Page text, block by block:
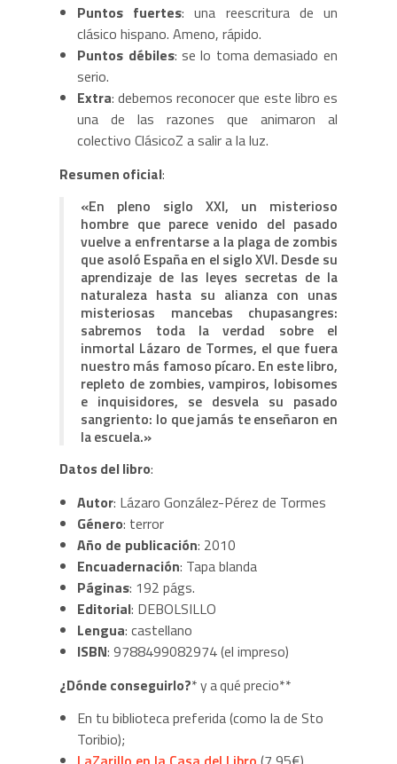
Puntos fuertes: una reescritura de un
clásico hispano. Ameno, rápido.
Puntos débiles: se lo toma demasiado en
serio.
Extra: debemos reconocer que este libro es
una de las razones que animaron al
colectivo ClásicoZ a salir a la luz.
Resumen oficial:
«En pleno siglo XXI, un misterioso
hombre que parece venido del pasado
vuelve a enfrentarse a la plaga de zombis
que asoló España en el siglo XVI. Desde su
aprendizaje de las leyes secretas de la
naturaleza hasta su alianza con unas
misteriosas mancebas chupasangres:
sabremos toda la verdad sobre el
inmortal Lázaro de Tormes, el que fuera
nuestro más famoso pícaro. En este libro,
repleto de zombies, vampiros, lobisomes
e inquisidores, se desvela su pasado
sangriento: lo que jamás te enseñaron en
la escuela.»
Datos del libro:
Autor: Lázaro González-Pérez de Tormes
Género: terror
Año de publicación: 2010
Encuadernación: Tapa blanda
Páginas: 192 págs.
Editorial: DEBOLSILLO
Lengua: castellano
ISBN: 9788499082974 (el impreso)
¿Dónde conseguirlo?* y a qué precio**
En tu biblioteca preferida (como la de Sto
Toribio);